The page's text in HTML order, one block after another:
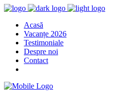
Acasă
Vacanțe 2026
Testimoniale
Despre noi
Contact